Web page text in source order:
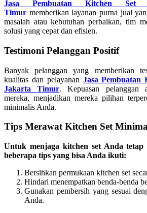
Jasa Pembuatan Kitchen Set
Timur memberikan layanan purna jual
masalah atau kebutuhan perbaikan, tim
solusi yang cepat dan efisien.
Testimoni Pelanggan Positif
Banyak pelanggan yang memberikan
kualitas dan pelayanan Jasa Pembuatan
Jakarta Timur. Kepuasan pelanggan
mereka, menjadikan mereka pilihan
minimalis Anda.
Tips Merawat Kitchen Set
Untuk menjaga kitchen set Anda tetap
beberapa tips yang bisa Anda ikuti:
Bersihkan permukaan kitchen set
Hindari menempatkan benda-benda
Gunakan pembersih yang sesuai
Anda.